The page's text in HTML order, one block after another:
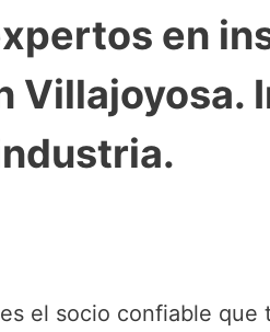
en
Villajoyosa.
el socio confiable